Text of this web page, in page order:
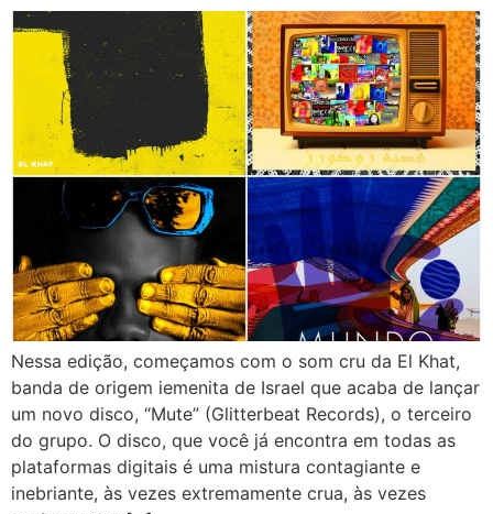
Nessa edição, começamos com o som cru da El Khat,
banda de origem iemenita de Israel que acaba de lançar
um novo disco, “Mute” (Glitterbeat Records), o terceiro
do grupo. O disco, que você já encontra em todas as
plataformas digitais é uma mistura contagiante e
inebriante, às vezes extremamente crua, às vezes